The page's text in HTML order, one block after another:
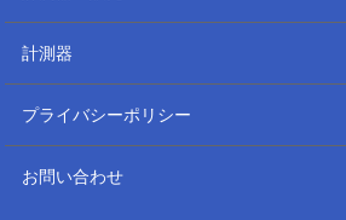
計測器
プライバシーポリシー
お問い合わせ